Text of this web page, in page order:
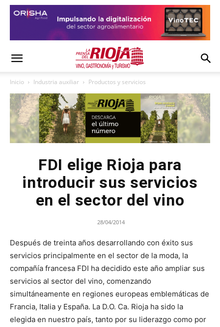
Inicio Industria auxiliar Productos y servicios
FDI elige Rioja para
introducir sus servicios
en el sector del vino
28/04/2014
Después de treinta años desarrollando con éxito sus
servicios principalmente en el sector de la moda, la
compañía francesa FDI ha decidido este año ampliar sus
servicios al sector del vino, comenzando
simultáneamente en regiones europeas emblemáticas de
Francia, Italia y España. La D.O. Ca. Rioja ha sido la
elegida en nuestro país, tanto por su liderazgo como por